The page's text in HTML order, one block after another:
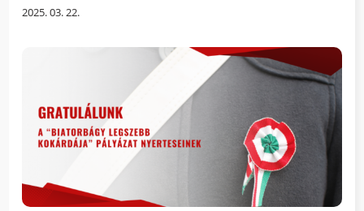
Megjelenés
2025. 03. 22.